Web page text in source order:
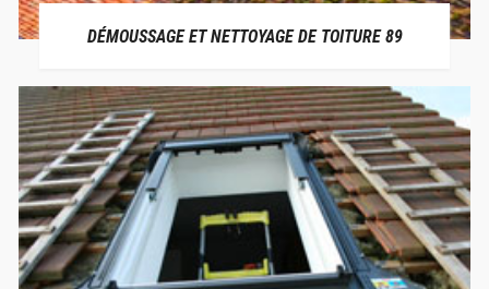
DÉMOUSSAGE ET NETTOYAGE DE TOITURE 89